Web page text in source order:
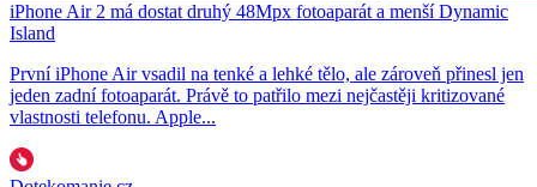
iPhone Air 2 má dostat druhý 48Mpx fotoaparát a menší Dynamic
Island
První iPhone Air vsadil na tenké a lehké tělo, ale zároveň přinesl jen
jeden zadní fotoaparát. Právě to patřilo mezi nejčastěji kritizované
vlastnosti telefonu. Apple...